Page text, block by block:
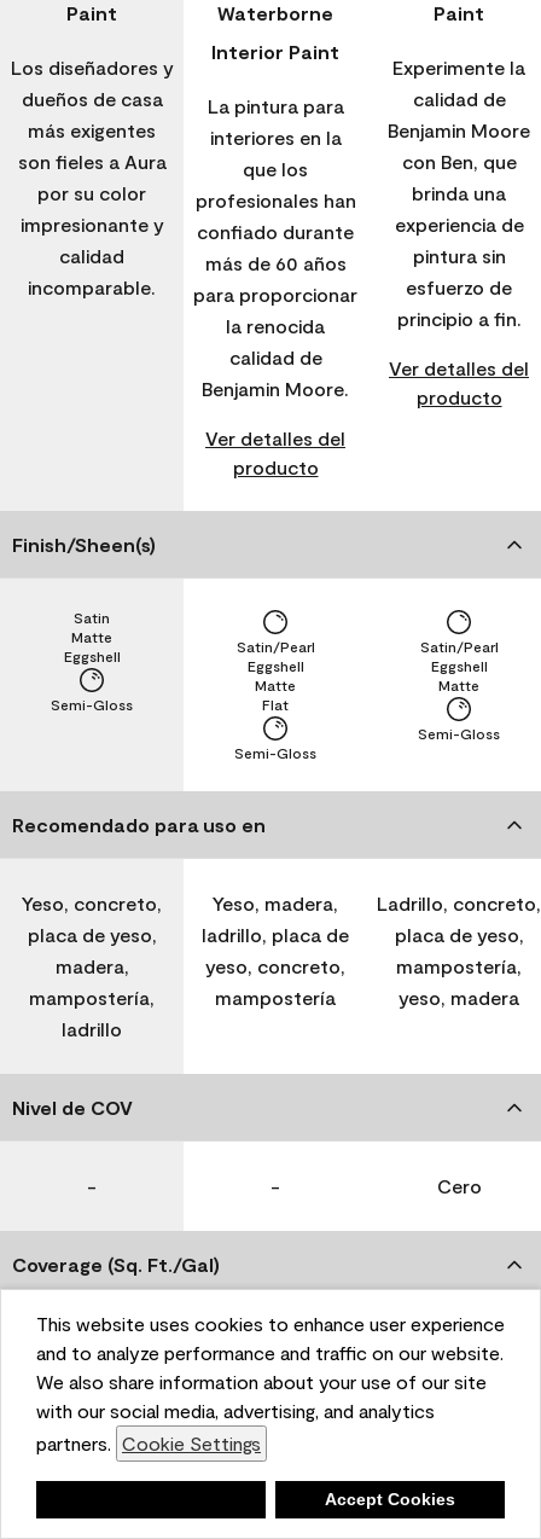
This website uses cookies to enhance user experience
and to analyze performance and traffic on our website.
We also share information about your use of our site
with our social media, advertising, and analytics
partners. Cookie Settings
Accept Cookies
Paint
Los diseñadores y
dueños de casa
más exigentes
son fieles a Aura
por su color
impresionante y
calidad
incomparable.
Waterborne
Interior Paint
La pintura para
interiores en la
que los
profesionales han
confiado durante
más de 60 años
para proporcionar
la renocida
calidad de
Benjamin Moore.
Ver detalles del
producto
Paint
Experimente la
calidad de
Benjamin Moore
con Ben, que
brinda una
experiencia de
pintura sin
esfuerzo de
principio a fin.
Ver detalles del
producto
Finish/Sheen(s)
Semi-Gloss
Eggshell
Matte
Satin
Semi-Gloss
Flat
Matte
Eggshell
Satin/Pearl
Semi-Gloss
Matte
Eggshell
Satin/Pearl
Recomendado para uso en
Yeso, concreto,
placa de yeso,
madera,
mampostería,
ladrillo
Yeso, madera,
ladrillo, placa de
yeso, concreto,
mampostería
Ladrillo, concreto,
placa de yeso,
mampostería,
yeso, madera
Nivel de COV
- - Cero
Coverage (Sq. Ft./Gal)
350-400 400-450 400-450
Tiempo de secado
1 hora